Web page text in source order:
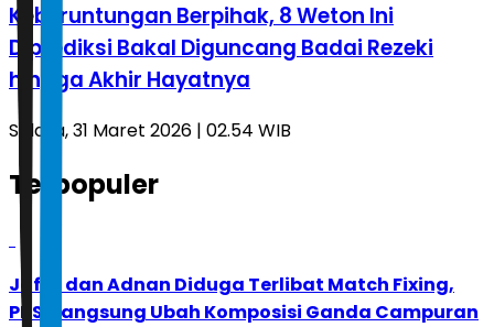
Keberuntungan Berpihak, 8 Weton Ini
Diprediksi Bakal Diguncang Badai Rezeki
hingga Akhir Hayatnya
Selasa, 31 Maret 2026 | 02.54 WIB
Terpopuler
Jafar dan Adnan Diduga Terlibat Match Fixing,
PBSI Langsung Ubah Komposisi Ganda Campuran